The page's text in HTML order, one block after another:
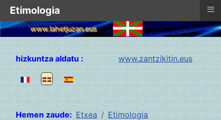
www.lahetjuzan.eus
Hautatu zure hizkuntza
hizkuntza aldatu : www.zantzikitin.eus
Hemen zaude: Etxea
Etimologia
Etimologia ≡